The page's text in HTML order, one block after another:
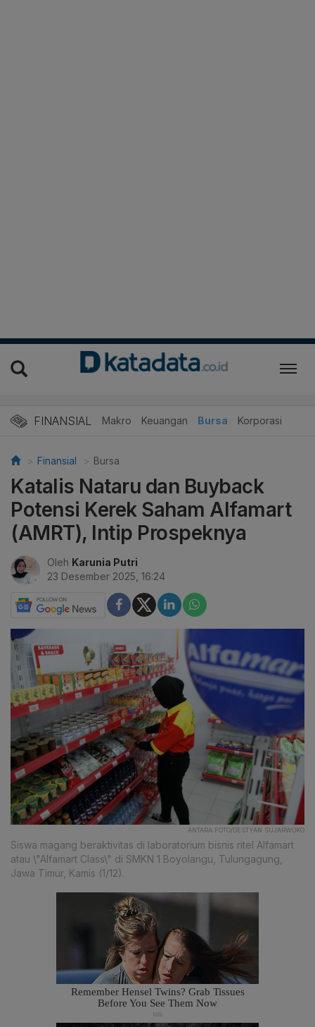
FINANSIAL Makro Keuangan Bursa Korporasi
Finansial Bursa
Katalis Nataru dan Buyback
Potensi Kerek Saham Alfamart
(AMRT), Intip Prospeknya
Oleh Karunia Putri
23 Desember 2025, 16:24
ANTARA FOTO/DESTYAN SUJARWOKO
Siswa magang beraktivitas di laboratorium bisnis ritel Alfamart
atau \"Alfamart Class\" di SMKN 1 Boyolangu, Tulungagung,
Jawa Timur, Kamis (1/12).